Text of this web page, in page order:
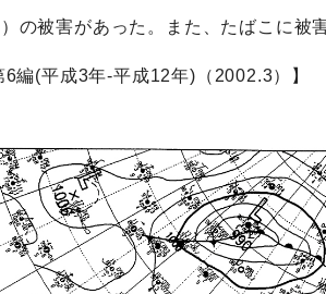
の被害があった。また、たばこに被
6編(平成3年-平成12年)（2002.3）】